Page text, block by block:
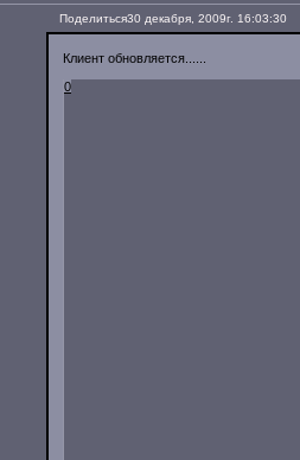
Поделиться30 декабря, 2009г. 16:03:30
Клиент обновляется......
0